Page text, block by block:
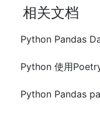
相关文档